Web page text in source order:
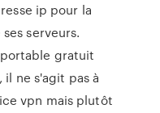
ip pour la
serveurs.
gratuit
ne s'agit pas à
vpn mais plutôt